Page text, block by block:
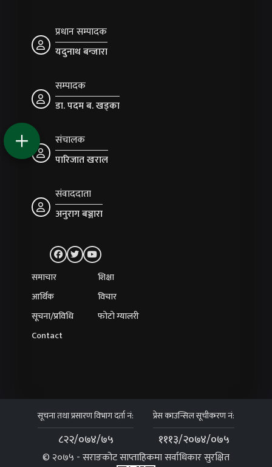
प्रधान सम्पादक
यदुनाथ बन्जारा
सम्पादक
डा. पदम ब. खड्का
संचालक
पारिजात खराल
संवाददाता
अनुराग बञ्जारा
समाचार
शिक्षा
आर्थिक
विचार
सूचना/प्रविधि
फोटो ग्यालरी
Contact
सूचना तथा प्रसारण विभाग दर्ता नं:
८२२/०७४/७५
प्रेस काउन्सिल सूचीकरण नं:
१११३/२०७४/०७५
© २०७५ - सराङकोट साप्ताहिकमा सर्वाधिकार सुरक्षित